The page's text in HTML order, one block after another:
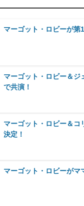
マーゴット・ロビーが第
マーゴット・ロビー＆ジ
で共演！
マーゴット・ロビー＆
決定！
マーゴット・ロビーが